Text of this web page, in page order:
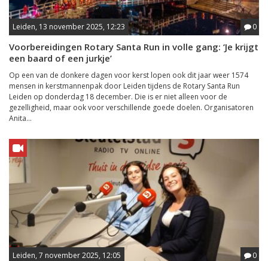
Leiden, 13 november 2025, 12:23 0
Voorbereidingen Rotary Santa Run in volle gang: ‘Je krijgt
een baard of een jurkje’
Op een van de donkere dagen voor kerst lopen ook dit jaar weer 1574
mensen in kerstmannenpak door Leiden tijdens de Rotary Santa Run
Leiden op donderdag 18 december. Die is er niet alleen voor de
gezelligheid, maar ook voor verschillende goede doelen. Organisatoren
Anita...
Leiden, 7 november 2025, 12:05 0